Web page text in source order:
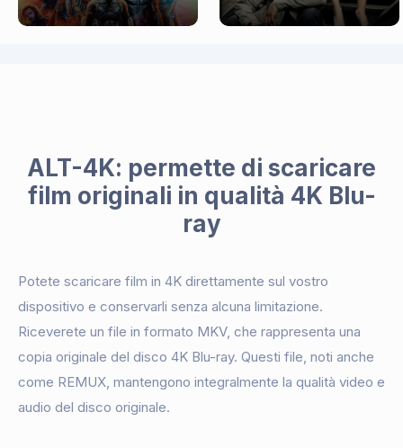
ALT-4K: permette di scaricare
film originali in qualità 4K Blu-
ray
Potete scaricare film in 4K direttamente sul vostro
dispositivo e conservarli senza alcuna limitazione.
Riceverete un file in formato MKV, che rappresenta una
copia originale del disco 4K Blu-ray. Questi file, noti anche
come REMUX, mantengono integralmente la qualità video e
audio del disco originale.